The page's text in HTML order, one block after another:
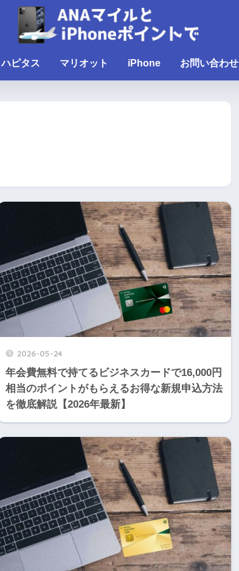
ハピタス マリオット iPhone お問い合わせ
2026-05-24
年会費無料で持てるビジネスカードで16,000円
相当のポイントがもらえるお得な新規申込方法
を徹底解説【2026年最新】